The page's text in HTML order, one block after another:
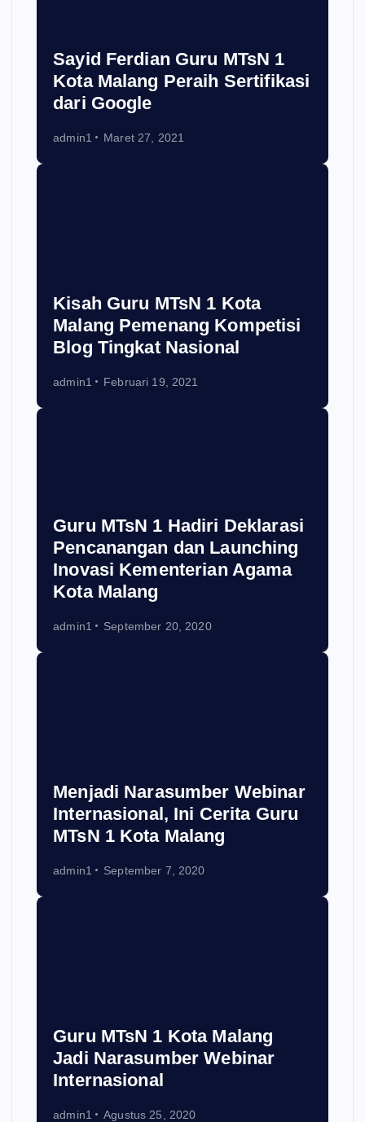
Sayid Ferdian Guru MTsN 1
Kota Malang Peraih Sertifikasi
dari Google
admin1 Maret 27, 2021
Kisah Guru MTsN 1 Kota
Malang Pemenang Kompetisi
Blog Tingkat Nasional
admin1 Februari 19, 2021
Guru MTsN 1 Hadiri Deklarasi
Pencanangan dan Launching
Inovasi Kementerian Agama
Kota Malang
admin1 September 20, 2020
Menjadi Narasumber Webinar
Internasional, Ini Cerita Guru
MTsN 1 Kota Malang
admin1 September 7, 2020
Guru MTsN 1 Kota Malang
Jadi Narasumber Webinar
Internasional
admin1 Agustus 25, 2020